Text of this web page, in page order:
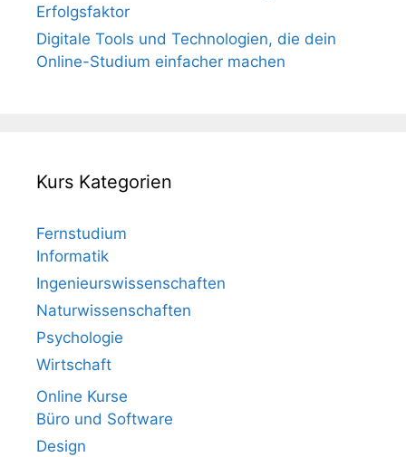
Erfolgsfaktor
Digitale Tools und Technologien, die dein
Online-Studium einfacher machen
Kurs Kategorien
Fernstudium
Informatik
Ingenieurswissenschaften
Naturwissenschaften
Psychologie
Wirtschaft
Online Kurse
Büro und Software
Design